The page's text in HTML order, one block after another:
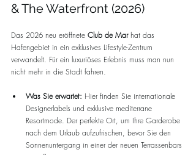
& The Waterfront (2026)
Das 2026 neu eröffnete Club de Mar hat das
Hafengebiet in ein exklusives Lifestyle-Zentrum
verwandelt. Für ein luxuriöses Erlebnis muss man nun
nicht mehr in die Stadt fahren.
Was Sie erwartet: Hier finden Sie internationale
Designerlabels und exklusive mediterrane
Resortmode. Der perfekte Ort, um Ihre Garderobe
nach dem Urlaub aufzufrischen, bevor Sie den
Sonnenuntergang in einer der neuen Terrassenbars